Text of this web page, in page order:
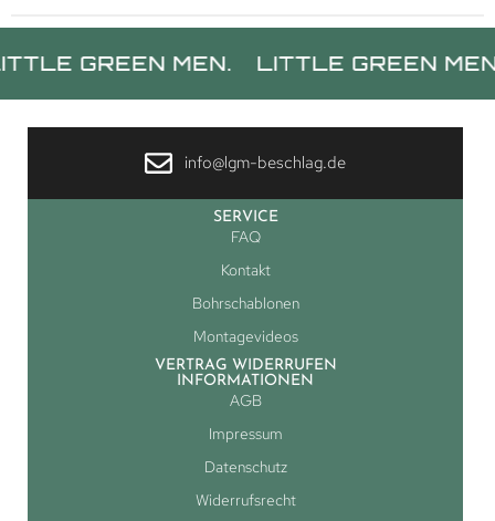
GREEN MEN. LITTLE GREEN MEN.
info@lgm-beschlag.de
SERVICE
FAQ
Kontakt
Bohrschablonen
Montagevideos
VERTRAG WIDERRUFEN
INFORMATIONEN
AGB
Impressum
Datenschutz
Widerrufsrecht